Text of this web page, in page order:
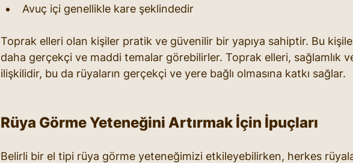
Avuç içi genellikle kare şeklindedir
Toprak elleri olan kişiler pratik ve güvenilir bir yapıya sahiptir. Bu
daha gerçekçi ve maddi temalar görebilirler. Toprak elleri, sağlamlık
ilişkilidir, bu da rüyaların gerçekçi ve yere bağlı olmasına katkı sağlar.
Rüya Görme Yeteneğini Artırmak İçin İpuçları
Belirli bir el tipi rüya görme yeteneğimizi etkileyebilirken, herkes